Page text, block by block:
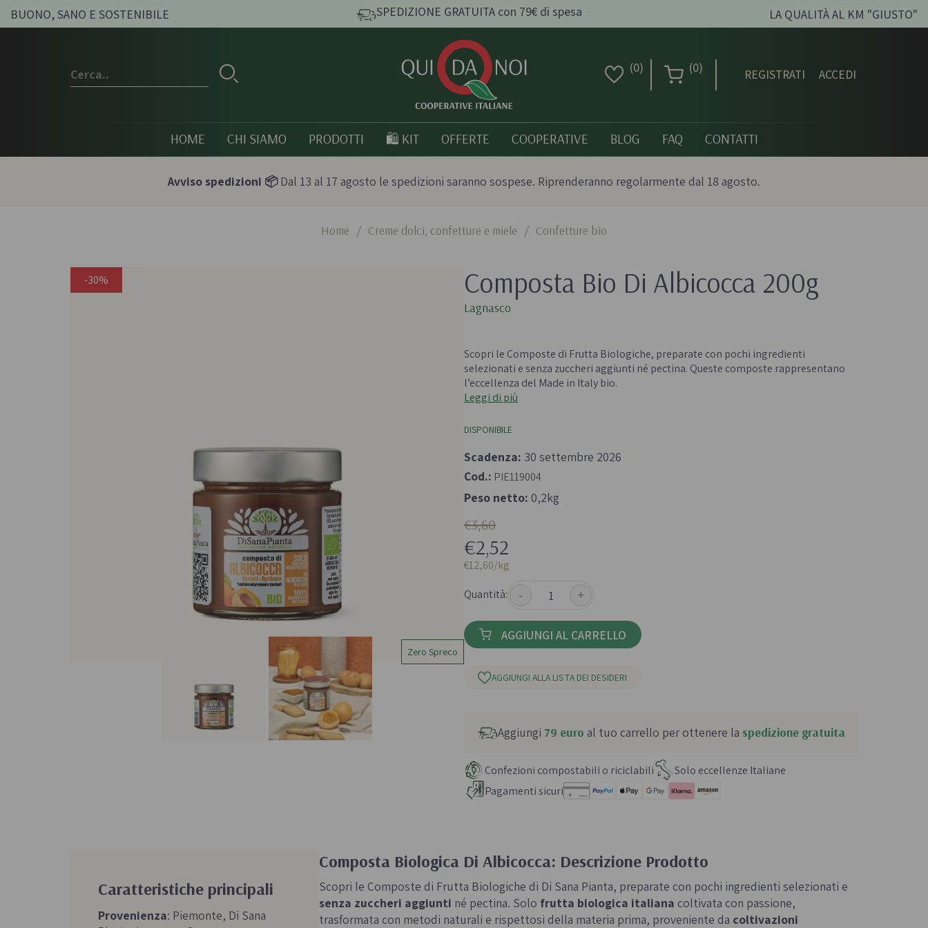
BUONO, SANO E SOSTENIBILE SPEDIZIONE GRATUITA con 79€ di spesa LA QUALITÀ AL KM "GIUSTO"
(0) (0) REGISTRATI ACCEDI
HOME CHI SIAMO PRODOTTI
Olive sott'olio e conserve
Pasta artigianale
Taralli e grissini artigianali
Prodotti italiani biologici
Creme spalmabili
Biscotti, cioccolato e
Gluten free
Prodotti artigianali senza
glutine
Bevande e succhi di
Té e tisane biologiche
Succhi bio e bevande
Frutta secca biologica
🛍️ KIT OFFERTE COOPERATIVE BLOG FAQ CONTATTI
Avviso spedizioni 📦Dal 13 al 17 agosto le spedizioni saranno sospese. Riprenderanno regolarmente dal 18 agosto.
Home / Creme dolci, confetture e miele / Confetture bio
-30%
Zero Spreco
Composta Bio Di Albicocca 200g
Lagnasco
Scopri le Composte di Frutta Biologiche, preparate con pochi ingredienti
selezionati e senza zuccheri aggiunti né pectina. Queste composte rappresentano
l’eccellenza del Made in Italy bio.
Leggi di più
DISPONIBILE
Scadenza: 30 settembre 2026
Cod.: PIE119004
Peso netto: 0,2kg
€3,60
€2,52
€12,60/kg
Quantità:
- +
AGGIUNGI AL CARRELLO
AGGIUNGI ALLA LISTA DEI DESIDERI
Aggiungi 79 euro al tuo carrello per ottenere la spedizione gratuita
Confezioni compostabili o riciclabili
Solo eccellenze Italiane
Pagamenti sicuri
Composta Biologica Di Albicocca: Descrizione Prodotto
Scopri le Composte di Frutta Biologiche di Di Sana Pianta, preparate con pochi ingredienti selezionati e
senza zuccheri aggiunti né pectina. Solo frutta biologica italiana coltivata con passione,
trasformata con metodi naturali e rispettosi della materia prima, proveniente da coltivazioni
Caratteristiche principali
Provenienza: Piemonte, Di Sana